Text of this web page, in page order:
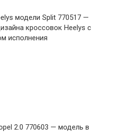
модели Split 770517 —
кроссовок Heelys с
исполнения
2.0 770603 — модель в